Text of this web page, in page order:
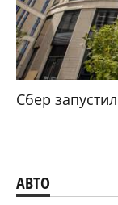
Сбер
АВТО